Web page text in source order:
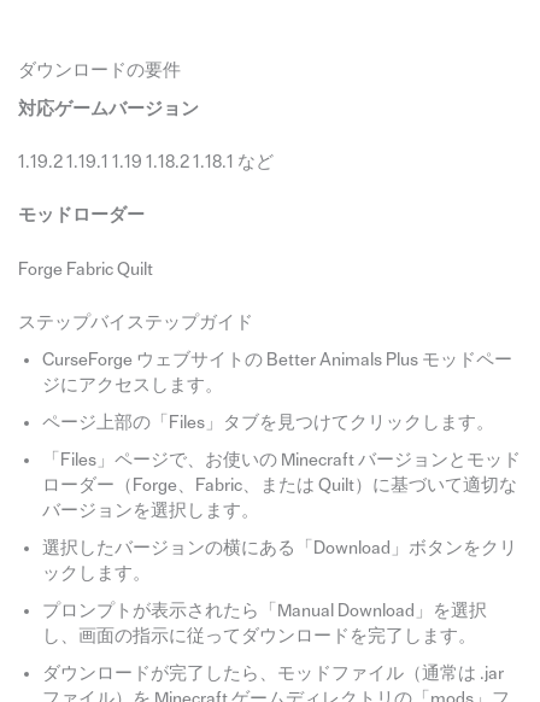
ダウンロードの要件
対応ゲームバージョン
1.19.2 1.19.1 1.19 1.18.2 1.18.1 など
モッドローダー
Forge Fabric Quilt
ステップバイステップガイド
CurseForge ウェブサイトの Better Animals Plus モッドペー
ジにアクセスします。
ページ上部の「Files」タブを見つけてクリックします。
「Files」ページで、お使いの Minecraft バージョンとモッド
ローダー（Forge、Fabric、または Quilt）に基づいて適切な
バージョンを選択します。
選択したバージョンの横にある「Download」ボタンをクリ
ックします。
プロンプトが表示されたら「Manual Download」を選択
し、画面の指示に従ってダウンロードを完了します。
ダウンロードが完了したら、モッドファイル（通常は .jar